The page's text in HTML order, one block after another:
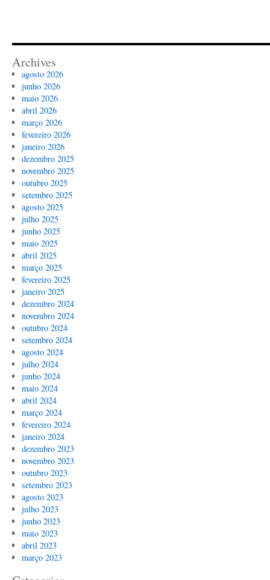
Archives
agosto 2026
junho 2026
maio 2026
abril 2026
março 2026
fevereiro 2026
janeiro 2026
dezembro 2025
novembro 2025
outubro 2025
setembro 2025
agosto 2025
julho 2025
junho 2025
maio 2025
abril 2025
março 2025
fevereiro 2025
janeiro 2025
dezembro 2024
novembro 2024
outubro 2024
setembro 2024
agosto 2024
julho 2024
junho 2024
maio 2024
abril 2024
março 2024
fevereiro 2024
janeiro 2024
dezembro 2023
novembro 2023
outubro 2023
setembro 2023
agosto 2023
julho 2023
junho 2023
maio 2023
abril 2023
março 2023